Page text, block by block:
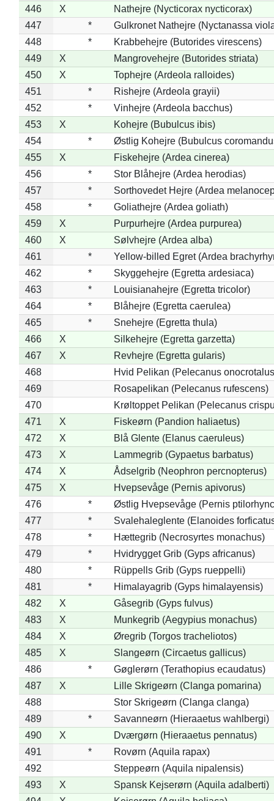
446
X
Nathejre (Nycticorax nycticorax)
447
*
Gulkronet Nathejre (Nyctanassa
448
*
Krabbehejre (Butorides virescens)
449
X
Mangrovehejre (Butorides striata)
450
X
Tophejre (Ardeola ralloides)
451
*
Rishejre (Ardeola grayii)
452
*
Vinhejre (Ardeola bacchus)
453
X
Kohejre (Bubulcus ibis)
454
*
Østlig Kohejre (Bubulcus
455
X
Fiskehejre (Ardea cinerea)
456
*
Stor Blåhejre (Ardea herodias)
457
*
Sorthovedet Hejre (Ardea
458
*
Goliathejre (Ardea goliath)
459
X
Purpurhejre (Ardea purpurea)
460
X
Sølvhejre (Ardea alba)
461
*
Yellow-billed Egret (Ardea
462
*
Skyggehejre (Egretta ardesiaca)
463
*
Louisianahejre (Egretta tricolor)
464
*
Blåhejre (Egretta caerulea)
465
*
Snehejre (Egretta thula)
466
X
Silkehejre (Egretta garzetta)
467
X
Revhejre (Egretta gularis)
468
Hvid Pelikan (Pelecanus
469
Rosapelikan (Pelecanus rufescens)
470
Krøltoppet Pelikan (Pelecanus
471
X
Fiskeørn (Pandion haliaetus)
472
X
Blå Glente (Elanus caeruleus)
473
X
Lammegrib (Gypaetus barbatus)
474
X
Ådselgrib (Neophron percnopterus)
475
X
Hvepsevåge (Pernis apivorus)
476
*
Østlig Hvepsevåge (Pernis
477
*
Svalehaleglente (Elanoides
478
*
Hættegrib (Necrosyrtes monachus)
479
*
Hvidrygget Grib (Gyps africanus)
480
*
Rüppells Grib (Gyps rueppelli)
481
*
Himalayagrib (Gyps himalayensis)
482
X
Gåsegrib (Gyps fulvus)
483
X
Munkegrib (Aegypius monachus)
484
X
Øregrib (Torgos tracheliotos)
485
X
Slangeørn (Circaetus gallicus)
486
*
Gøglerørn (Terathopius ecaudatus)
487
X
Lille Skrigeørn (Clanga pomarina)
488
Stor Skrigeørn (Clanga clanga)
489
*
Savanneørn (Hieraaetus wahlbergi)
490
X
Dværgørn (Hieraaetus pennatus)
491
*
Rovørn (Aquila rapax)
492
Steppeørn (Aquila nipalensis)
493
X
Spansk Kejserørn (Aquila adalberti)